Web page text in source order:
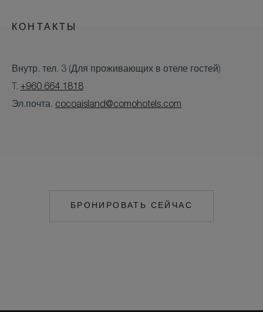
КОНТАКТЫ
Внутр. тел. 3 (Для проживающих в отеле гостей)
T. +960 664 1818
Эл.почта. cocoaisland@comohotels.com
БРОНИРОВАТЬ СЕЙЧАС